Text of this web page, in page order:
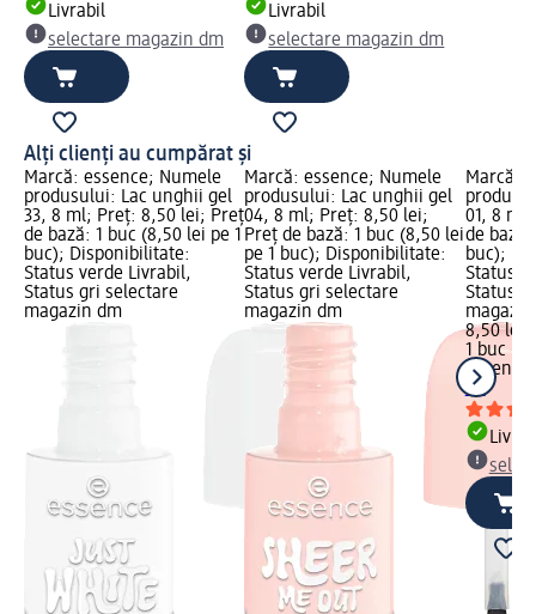
Livrabil
selectare magazin dm
Livrabil
selectare magazin dm
Alți clienți au cumpărat și
Marcă: essence; Numele
produsului: Lac unghii gel
33, 8 ml; Preț: 8,50 lei; Preț
de bază: 1 buc (8,50 lei pe 1
buc); Disponibilitate:
Status verde Livrabil,
Status gri selectare
magazin dm
Marcă: essence; Numele
produsului: Lac unghii gel
04, 8 ml; Preț: 8,50 lei;
Preț de bază: 1 buc (8,50 lei
pe 1 buc); Disponibilitate:
Status verde Livrabil,
Status gri selectare
magazin dm
Marcă:
01, 8
de bază:
buc);
Status
Status
8,50 lei
1 buc
essence
ml